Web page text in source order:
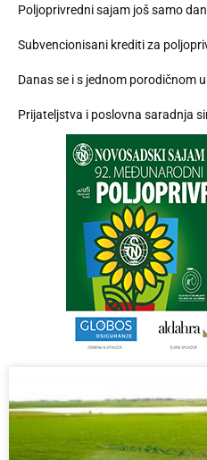
Poljoprivredni sajam još samo
Subvencionisani krediti za
Danas se i s jednom porodičnom
Prijateljstva i poslovna saradnja